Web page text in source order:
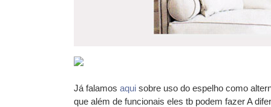
Já falamos aqui sobre uso do espelho como
que além de funcionais eles tb podem fazer A